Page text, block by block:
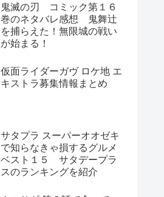
鬼滅の刃 コミック第１６
巻のネタバレ感想 鬼舞辻
を捕らえた！無限城の戦い
が始まる！
仮面ライダーガヴ ロケ地 エ
キストラ募集情報まとめ
サタプラ スーパーオオゼキ
で知らなきゃ損するグルメ
ベスト１５ サタデープラ
スのランキングを紹介